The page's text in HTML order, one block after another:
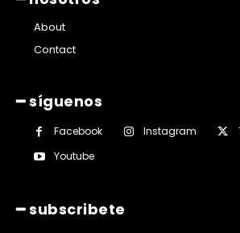
About
Contact
━ síguenos
Facebook Instagram
Youtube
━ subscribete